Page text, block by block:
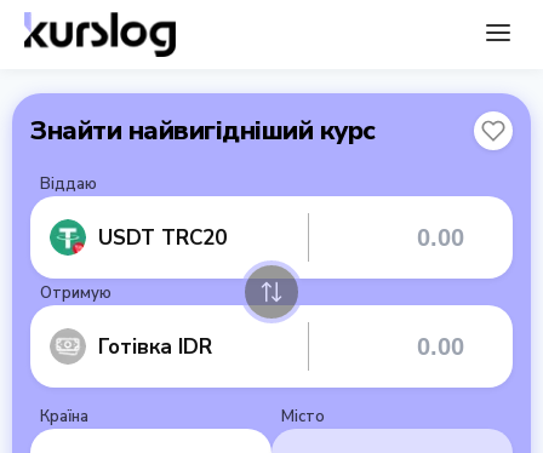
Знайти найвигідніший курс
Віддаю
USDT TRC20
Отримую
Готівка IDR
Країна Місто